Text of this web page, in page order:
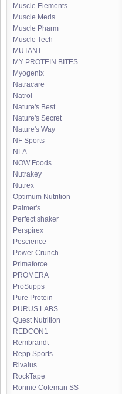
Muscle Elements
Muscle Meds
Muscle Pharm
Muscle Tech
MUTANT
MY PROTEIN BITES
Myogenix
Natracare
Natrol
Nature's Best
Nature's Secret
Nature's Way
NF Sports
NLA
NOW Foods
Nutrakey
Nutrex
Optimum Nutrition
Palmer's
Perfect shaker
Perspirex
Pescience
Power Crunch
Primaforce
PROMERA
ProSupps
Pure Protein
PURUS LABS
Quest Nutrition
REDCON1
Rembrandt
Repp Sports
Rivalus
RockTape
Ronnie Coleman SS